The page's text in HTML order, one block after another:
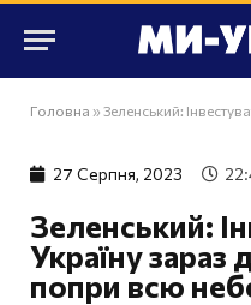
Головна » Зеленський: Інвестувати в
27 Серпня, 2023
Зеленський:
Україну зараз
попри всю